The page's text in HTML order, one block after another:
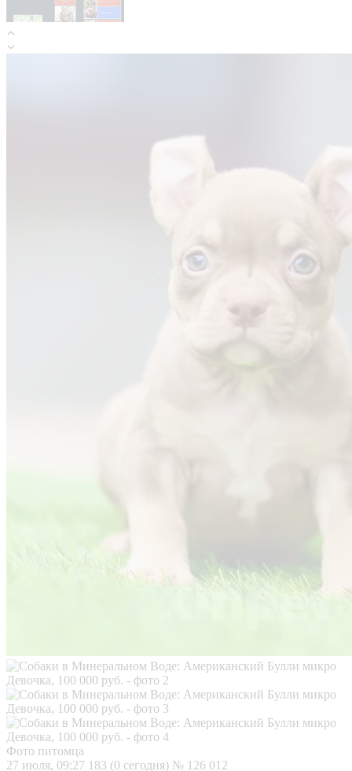
Фото питомца
27 июля, 09:27 183 (0 сегодня) № 126 012